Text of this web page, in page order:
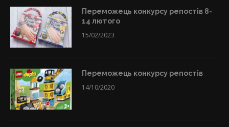
Переможець конкурсу репостів 8-
14 лютого
15/02/2023
Переможець конкурсу репостів
14/10/2020